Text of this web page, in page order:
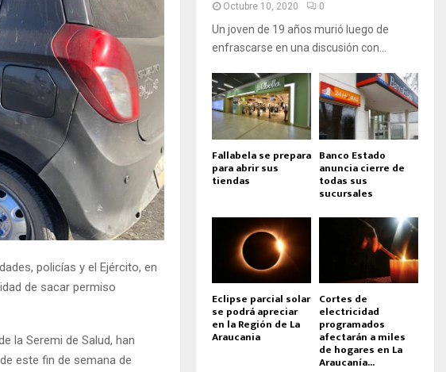
policías y el Ejército, en
de sacar permiso
la Seremi de Salud, han
este fin de semana de
Octubre 10, 2020 0
Un joven de 19 años murió luego de
enfrascarse en una discusión con...
Fallabela se prepara
para abrir sus
tiendas
Banco Estado
anuncia cierre de
todas sus
sucursales
Eclipse parcial solar
se podrá apreciar
en la Región de La
Araucania
Cortes de
electricidad
programados
afectarán a miles
de hogares en La
Araucanía...